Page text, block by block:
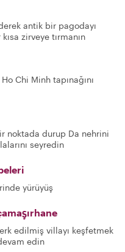
antik bir pagodayı
zirveye tırmanın
Chi Minh tapınağını
noktada durup Da nehrini
seyredin
yürüyüş
edilmiş villayı keşfetmek
edin